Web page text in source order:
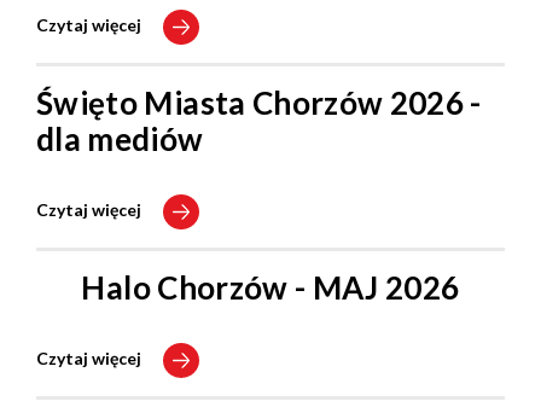
Czytaj więcej
Święto Miasta Chorzów 2026 -
dla mediów
Czytaj więcej
Halo Chorzów - MAJ 2026
Czytaj więcej